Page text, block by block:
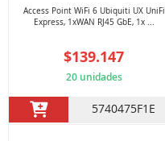
Access Point WiFi 6 Ubiquiti UX UniFi
Express, 1xWAN RJ45 GbE, 1x ...
$139.147
20 unidades
5740475F1E